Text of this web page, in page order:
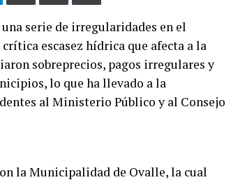
serie de irregularidades en el
escasez hídrica que afecta a la
sobreprecios, pagos irregulares y
lo que ha llevado a la
al Ministerio Público y al Consejo
la Municipalidad de Ovalle, la cual